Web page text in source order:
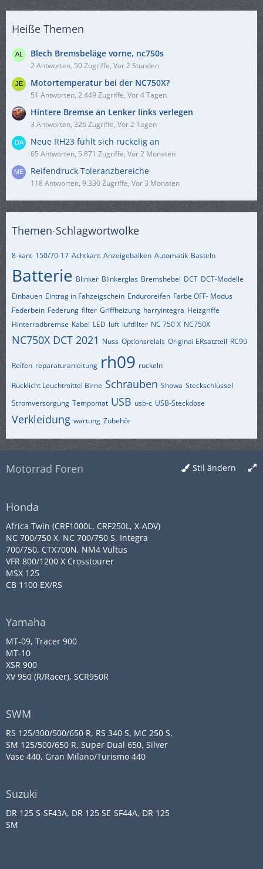
Heiße Themen
Blech Bremsbeläge vorne, nc750s
2 Antworten, 50 Zugriffe, Vor 2 Stunden
Motortemperatur bei der NC750X?
51 Antworten, 2.449 Zugriffe, Vor 4 Tagen
Hintere Bremse an Lenker links verlegen
3 Antworten, 326 Zugriffe, Vor 2 Tagen
Neue RH23 fühlt sich ruckelig an
65 Antworten, 5.871 Zugriffe, Vor 2 Monaten
Reifendruck Toleranzbereiche
118 Antworten, 9.330 Zugriffe, Vor 3 Monaten
Themen-Schlagwortwolke
8-kant 150/70-17 Achtkant Anzeigebalken Automatik Basteln
Batterie Blinker Blinkerglas Bremshebel DCT DCT-Modelle
Einbauen Eintrag in Fahzeigschein Enduroreifen Farbe OFF- Modus
Federbein Federung filter Griffheizung harryintegra Heizgriffe
Hinterradbremse Kabel LED luft luftfilter NC 750 X NC750X
NC750X DCT 2021 Nuss Optionsrelais Original ERsatzteil RC90
Reifen reparaturanleitung rh09 ruckeln
Rücklicht Leuchtmittel Birne Schrauben Showa Steckschlüssel
Stromversorgung Tempomat USB usb-c USB-Steckdose
Verkleidung wartung Zubehör
Stil ändern
Motorrad Foren
Honda
Africa Twin (CRF1000L, CRF250L, X-ADV)
NC 700/750 X, NC 700/750 S, Integra
700/750, CTX700N, NM4 Vultus
VFR 800/1200 X Crosstourer
MSX 125
CB 1100 EX/RS
Yamaha
MT-09, Tracer 900
MT-10
XSR 900
XV 950 (R/Racer), SCR950R
SWM
RS 125/300/500/650 R, RS 340 S, MC 250 S,
SM 125/500/650 R, Super Dual 650, Silver
Vase 440, Gran Milano/Turismo 440
Suzuki
DR 125 S-SF43A, DR 125 SE-SF44A, DR 125
SM